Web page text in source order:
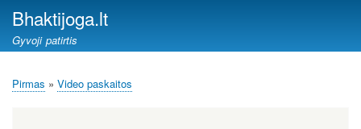
Bhaktijoga.lt
Gyvoji patirtis
Kelias
Pirmas Video paskaitos